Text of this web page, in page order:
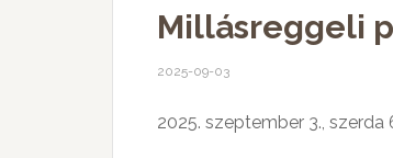
Millásreggeli
2025-09-03
2025. szeptember 3., szerda